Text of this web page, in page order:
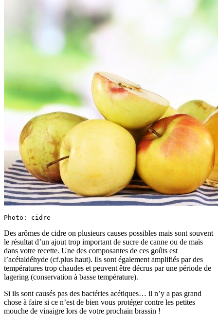
Photo: cidre
Des arômes de cidre on plusieurs causes possibles mais sont souvent
le résultat d’un ajout trop important de sucre de canne ou de maïs
dans votre recette. Une des composantes de ces goûts est
l’acétaldéhyde (cf.plus haut). Ils sont également amplifiés par des
températures trop chaudes et peuvent être décrus par une période de
lagering (conservation à basse température).
Si ils sont causés pas des bactéries acétiques… il n’y a pas grand
chose à faire si ce n’est de bien vous protéger contre les petites
mouche de vinaigre lors de votre prochain brassin !